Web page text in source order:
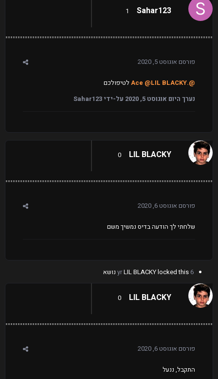
Sahar123
1
פורסם אוגוסט 5, 2020
@.Ace
@LIL BLACKY
לטיפולכם
נערך היום אוגוסט 5, 2020 על-ידי Sahar123
LIL BLACKY
0
פורסם אוגוסט 6, 2020
שלחתי לך הודעה בדיס נמשיך משם
6 yr
LIL BLACKYlocked this נושא
LIL BLACKY
0
פורסם אוגוסט 6, 2020
התקבל, ננעל